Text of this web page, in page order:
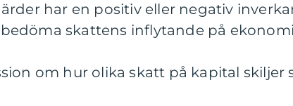
har en positiv eller negativ
skattens inflytande på
om hur olika skatt på kapital skiljer